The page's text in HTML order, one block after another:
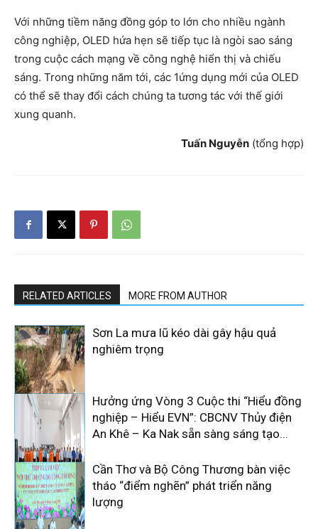
Với những tiềm năng đồng góp to lớn cho nhiều ngành
công nghiệp, OLED hứa hẹn sẽ tiếp tục là ngòi sao sáng
trong cuộc cách mạng về công nghệ hiển thị và chiếu
sáng. Trong những năm tới, các 1ứng dụng mới của OLED
có thể sẽ thay đổi cách chúng ta tương tác với thế giới
xung quanh.
Tuấn Nguyễn (tổng hợp)
RELATED ARTICLES MORE FROM AUTHOR
Sơn La mưa lũ kéo dài gây hậu quả
nghiêm trọng
Hưởng ứng Vòng 3 Cuộc thi “Hiểu đồng
nghiệp – Hiểu EVN”: CBCNV Thủy điện
An Khê – Ka Nak sẵn sàng sáng tạo...
Cần Thơ và Bộ Công Thương bàn việc
tháo “điểm nghẽn” phát triển năng
lượng